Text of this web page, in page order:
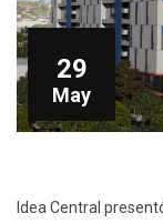
29
May
Idea Central